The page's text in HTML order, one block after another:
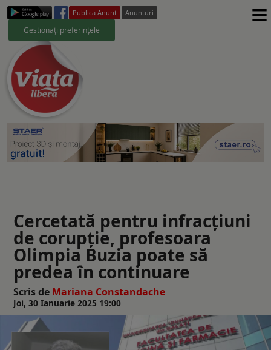
Publica Anunt Anunturi
Gestionați preferințele ≡
Cercetată pentru infracțiuni
de corupție, profesoara
Olimpia Buzia poate să
predea în continuare
Scris de Mariana Constandache
Joi, 30 Ianuarie 2025 19:00